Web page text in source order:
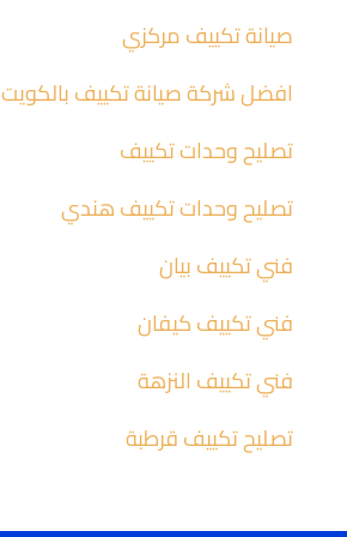
صيانة تكييف مركزي
افضل شركة صيانة تكييف بالكويت
تصليح وحدات تكييف
تصليح وحدات تكييف هندي
فني تكييف بيان
فني تكييف كيفان
فني تكييف النزهة
تصليح تكييف قرطبة